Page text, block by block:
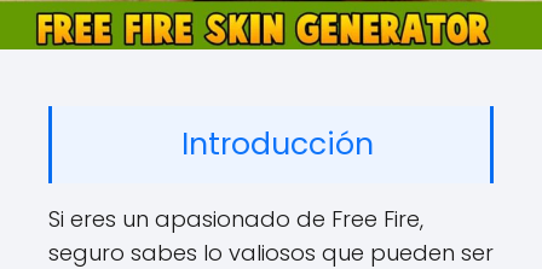
Introducción
Si eres un apasionado de Free Fire,
seguro sabes lo valiosos que pueden ser